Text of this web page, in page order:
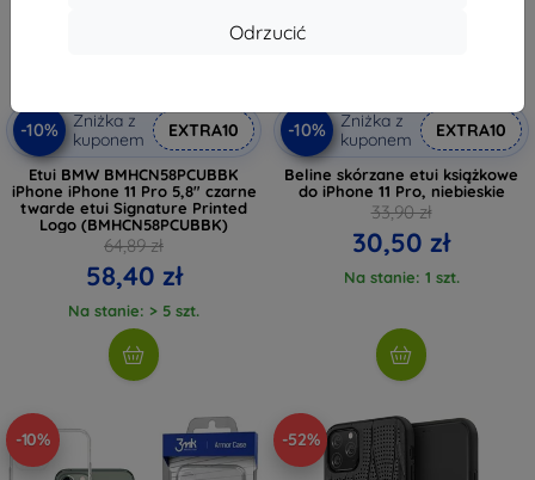
Odrzucić
-10%
Zniżka z
kuponem
EXTRA10
Etui BMW BMHCN58PCUBBK
iPhone iPhone 11 Pro 5,8" czarne
twarde etui Signature Printed
Logo (BMHCN58PCUBBK)
64,89 zł
58,40 zł
Na stanie: > 5 szt.
-10%
Zniżka z
kuponem
EXTRA10
Beline skórzane etui książkowe
do iPhone 11 Pro, niebieskie
33,90 zł
30,50 zł
Na stanie: 1 szt.
-10% -52%